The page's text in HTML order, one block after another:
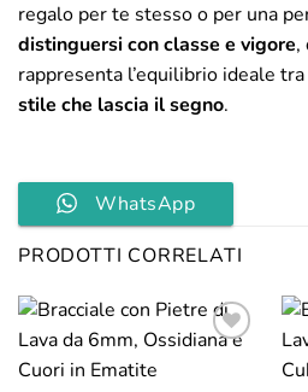
regalo per te stesso o per una
distinguersi con classe e vigore,
rappresenta l’equilibrio ideale
stile che lascia il segno.
WhatsApp
PRODOTTI CORRELATI